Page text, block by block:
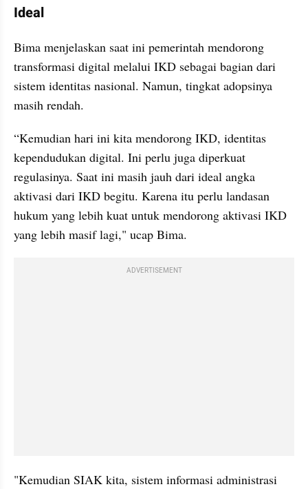
Ideal
Bima menjelaskan saat ini pemerintah mendorong
transformasi digital melalui IKD sebagai bagian dari
sistem identitas nasional. Namun, tingkat adopsinya
masih rendah.
“Kemudian hari ini kita mendorong IKD, identitas
kependudukan digital. Ini perlu juga diperkuat
regulasinya. Saat ini masih jauh dari ideal angka
aktivasi dari IKD begitu. Karena itu perlu landasan
hukum yang lebih kuat untuk mendorong aktivasi IKD
yang lebih masif lagi," ucap Bima.
ADVERTISEMENT
"Kemudian SIAK kita, sistem informasi administrasi